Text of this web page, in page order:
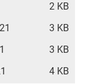
2 KB
3 KB
3 KB
4 KB